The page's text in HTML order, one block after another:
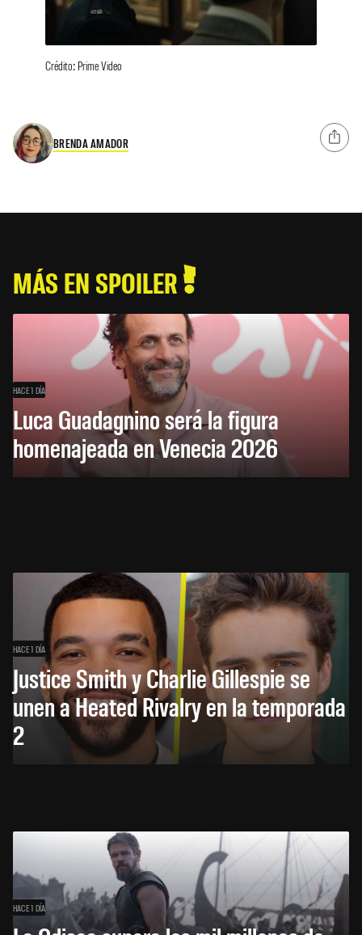
Crédito: Prime Video
BRENDA AMADOR
MÁS EN SPOILER
HACE 1 DÍA
Luca Guadagnino será la figura
homenajeada en Venecia 2026
HACE 1 DÍA
Justice Smith y Charlie Gillespie se
unen a Heated Rivalry en la temporada
2
HACE 1 DÍA